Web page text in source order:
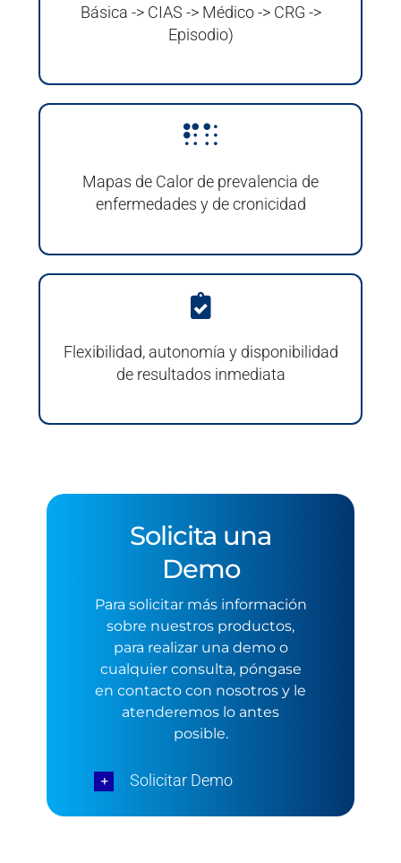
Básica -> CIAS -> Médico -> CRG ->
Episodio)
Mapas de Calor de prevalencia de
enfermedades y de cronicidad
Flexibilidad, autonomía y disponibilidad
de resultados inmediata
Solicita una
Demo
Para solicitar más información
sobre nuestros productos,
para realizar una demo o
cualquier consulta, póngase
en contacto con nosotros y le
atenderemos lo antes
posible.
Solicitar Demo